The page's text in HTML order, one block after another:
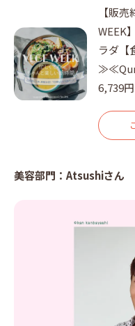
【販
WEEK
ラダ【
6,739
美容部門：Atsushiさん